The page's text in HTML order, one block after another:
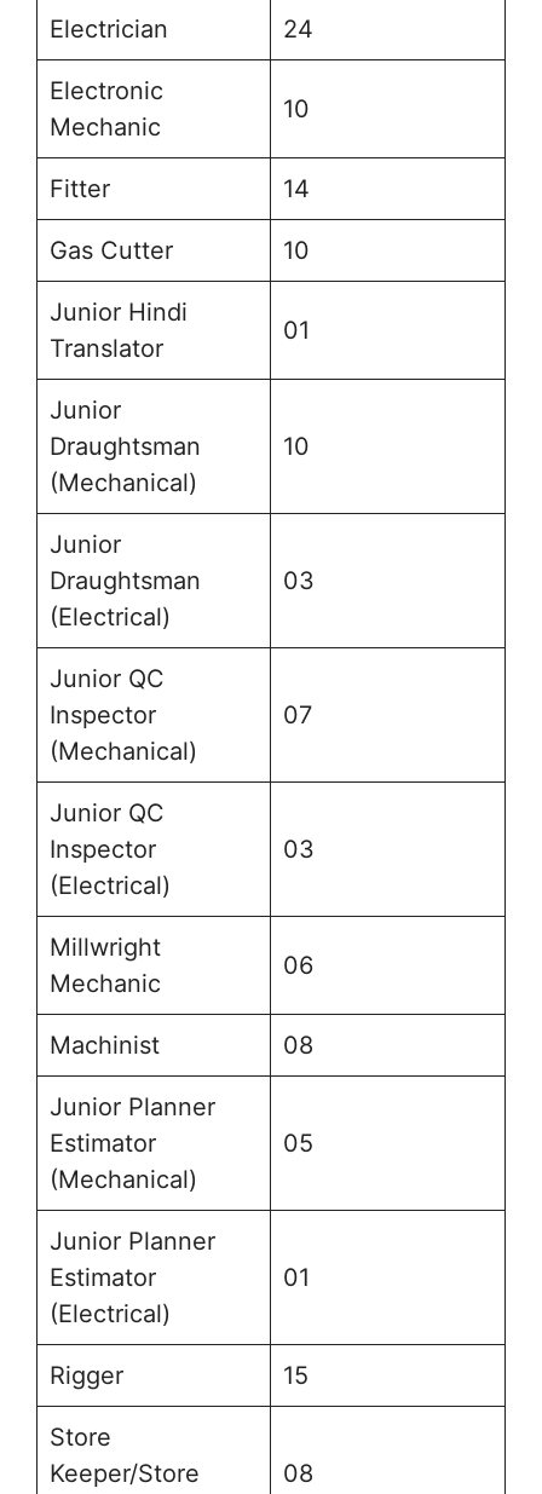
Electrician 24
Electronic
Mechanic
10
Fitter 14
Gas Cutter 10
Junior Hindi
Translator
01
Junior
Draughtsman
(Mechanical)
10
Junior
Draughtsman
(Electrical)
03
Junior QC
Inspector
(Mechanical)
07
Junior QC
Inspector
(Electrical)
03
Millwright
Mechanic
06
Machinist 08
Junior Planner
Estimator
(Mechanical)
05
Junior Planner
Estimator
(Electrical)
01
Rigger 15
Store
Keeper/Store
08